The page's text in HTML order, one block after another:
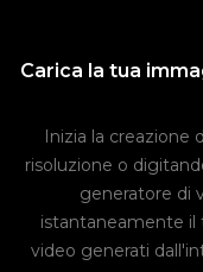
Carica la tua
Inizia la creazione
risoluzione o
generatore di
istantaneamente il
video generati